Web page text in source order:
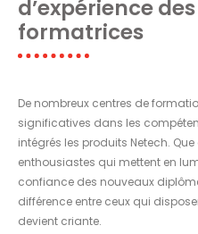
d’expérience
formatrices
De nombreux centres de
significatives dans les
intégrés les produits Netech.
enthousiastes qui mettent en
confiance des nouveaux
différence entre ceux qui
devient criante.